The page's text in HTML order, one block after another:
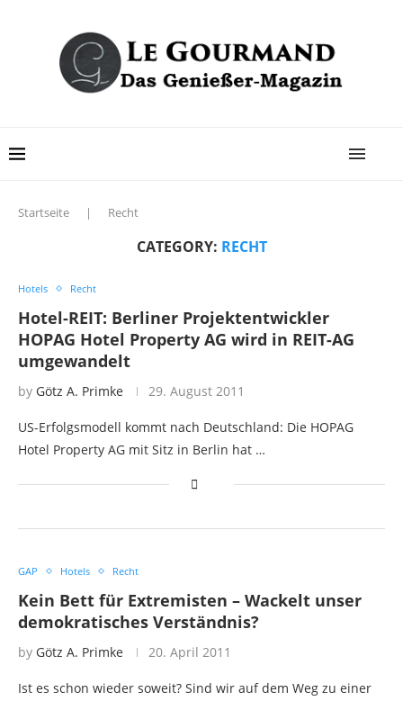
Startseite | Recht
CATEGORY: RECHT
Hotels Recht
Hotel-REIT: Berliner Projektentwickler
HOPAG Hotel Property AG wird in REIT-AG
umgewandelt
by Götz A. Primke 29. August 2011
US-Erfolgsmodell kommt nach Deutschland: Die HOPAG
Hotel Property AG mit Sitz in Berlin hat …
GAP Hotels Recht
Kein Bett für Extremisten – Wackelt unser
demokratisches Verständnis?
by Götz A. Primke 20. April 2011
Ist es schon wieder soweit? Sind wir auf dem Weg zu einer